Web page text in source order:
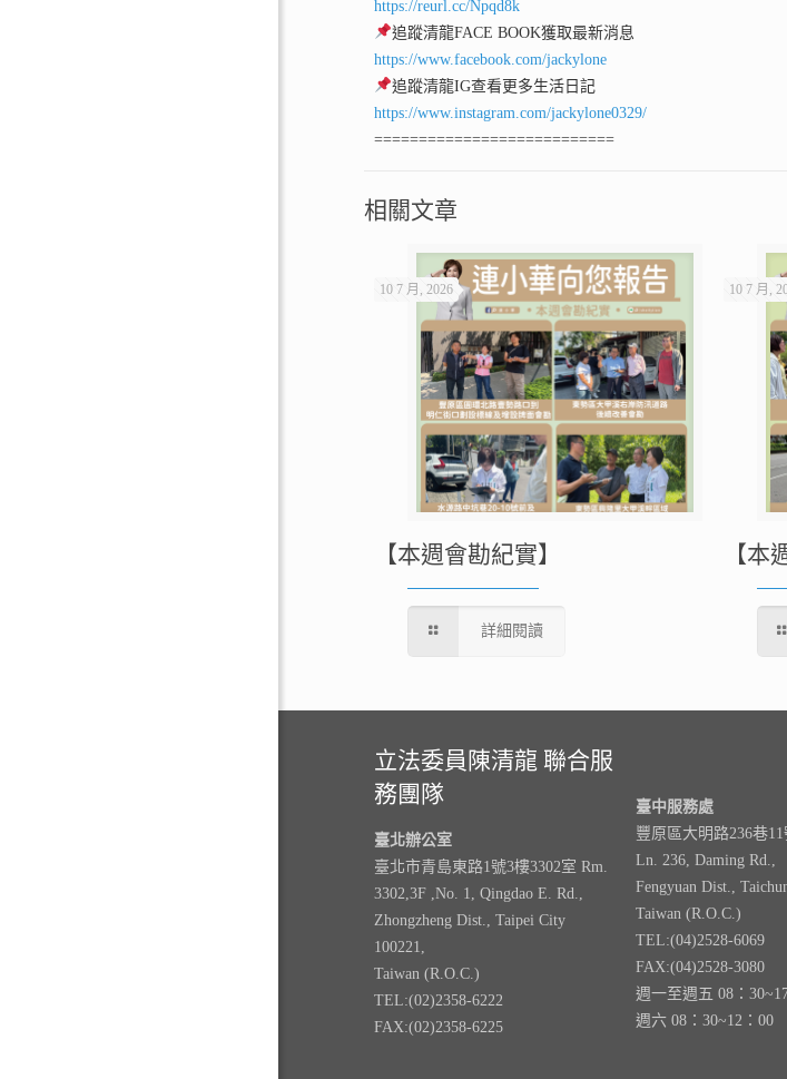
https://reurl.cc/Npqd8k
追蹤清龍FACE BOOK獲取最新消息
https://www.facebook.com/jackylone
追蹤清龍IG查看更多生活日記
https://www.instagram.com/jackylone0329/
===========================
相關文章
10 7 月, 2026
【本週會勘紀實】
詳細閱讀
10 7 月,
【本
立法委員陳清龍 聯合服
務團隊
臺北辦公室
臺北市青島東路1號3樓3302室 Rm.
3302,3F ,No. 1, Qingdao E. Rd.,
Zhongzheng Dist., Taipei City
100221,
Taiwan (R.O.C.)
TEL:(02)2358-6222
FAX:(02)2358-6225
臺中服務處
豐原區大明路236巷11
Ln. 236, Daming Rd.,
Fengyuan Dist.,
Taiwan (R.O.C.)
TEL:(04)2528-6069
FAX:(04)2528-3080
週一至週五 08：
週六 08：30~12：00